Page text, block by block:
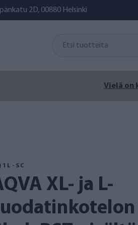
2D, 00880 Helsinki
SC
L-